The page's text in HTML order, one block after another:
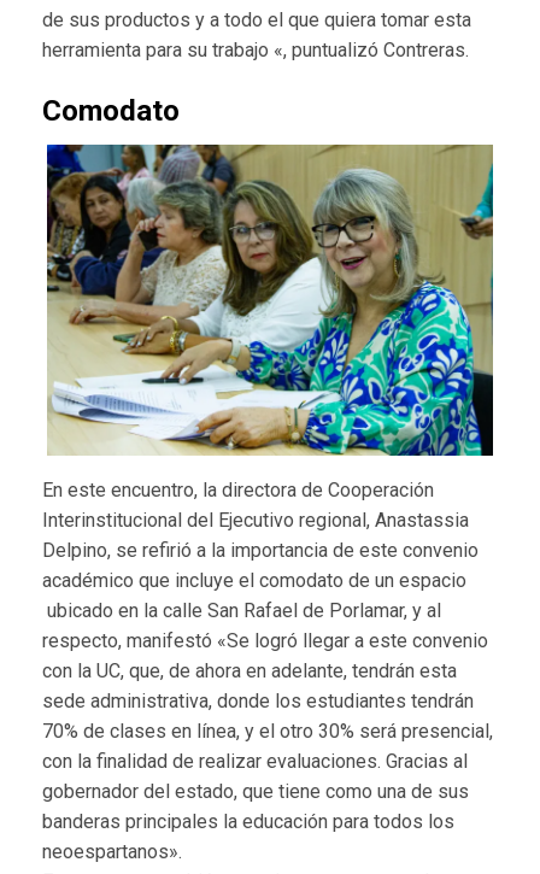
de sus productos y a todo el que quiera tomar esta
herramienta para su trabajo «, puntualizó Contreras.
Comodato
En este encuentro, la directora de Cooperación
Interinstitucional del Ejecutivo regional, Anastassia
Delpino, se refirió a la importancia de este convenio
académico que incluye el comodato de un espacio
ubicado en la calle San Rafael de Porlamar, y al
respecto, manifestó «Se logró llegar a este convenio
con la UC, que, de ahora en adelante, tendrán esta
sede administrativa, donde los estudiantes tendrán
70% de clases en línea, y el otro 30% será presencial,
con la finalidad de realizar evaluaciones. Gracias al
gobernador del estado, que tiene como una de sus
banderas principales la educación para todos los
neoespartanos».